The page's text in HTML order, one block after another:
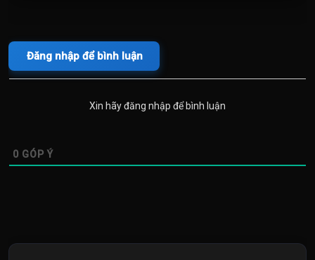
Đăng nhập để bình luận
Xin hãy đăng nhập để bình luận
0 GÓP Ý